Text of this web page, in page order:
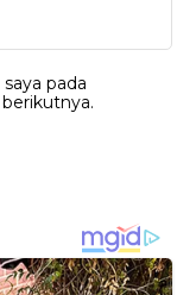
pada